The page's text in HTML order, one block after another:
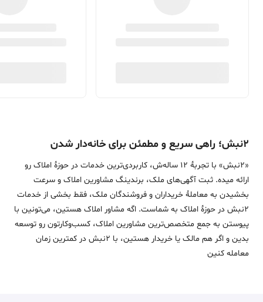
۲نبش؛ راهی سریع و مطمئن برای خانه‌دار شدن
«2نبش» با تجربۀ 12 ساله‌ش، کاربردی‌ترین خدمات در حوزۀ املاک رو
ارائه میده. ثبت آگهی‌های ملک، برندینگ مشاورین املاک و سرعت
بخشیدن به معاملۀ خریداران و فروشندگان ملک، فقط بخشی از خدمات
2نبش در حوزۀ املاک به شماست. اگه مشاور املاک هستین، می‌تونین با
پیوستن به جمع متخصص‌ترین مشاورین املاک، کسب‌وکارتون رو توسعه
بدین و اگر هم مالک یا خریدار هستین، با 2نبش در کمترین زمان
معامله‌ کنین